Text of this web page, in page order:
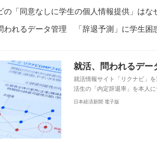
の「同意なしに学生の個人情報提供」は
われるデータ管理 「辞退予測」に学生困
就活、問われるデ
就活情報サイト「リクナビ」
活生の「内定辞退率」を本人
日本経済新聞 電子版